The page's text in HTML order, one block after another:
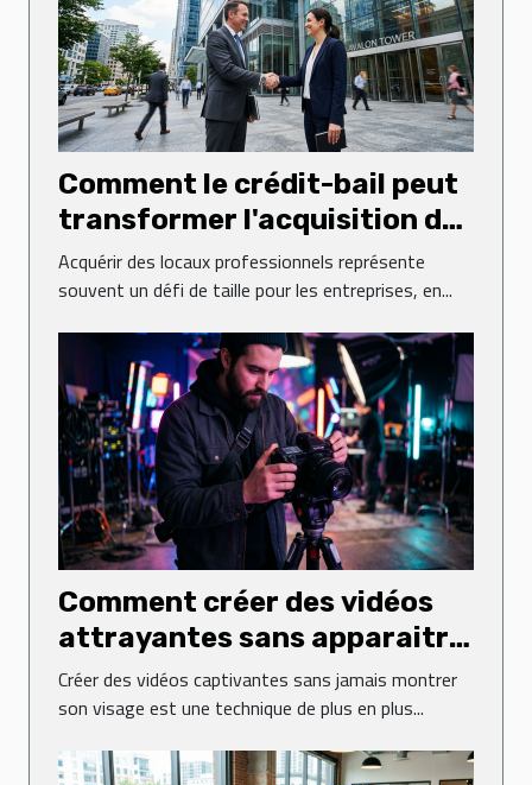
Comment le crédit-bail peut
transformer l'acquisition de
vos locaux professionnels ?
Acquérir des locaux professionnels représente
souvent un défi de taille pour les entreprises, en...
Comment créer des vidéos
attrayantes sans apparaitre
à l'écran ?
Créer des vidéos captivantes sans jamais montrer
son visage est une technique de plus en plus...